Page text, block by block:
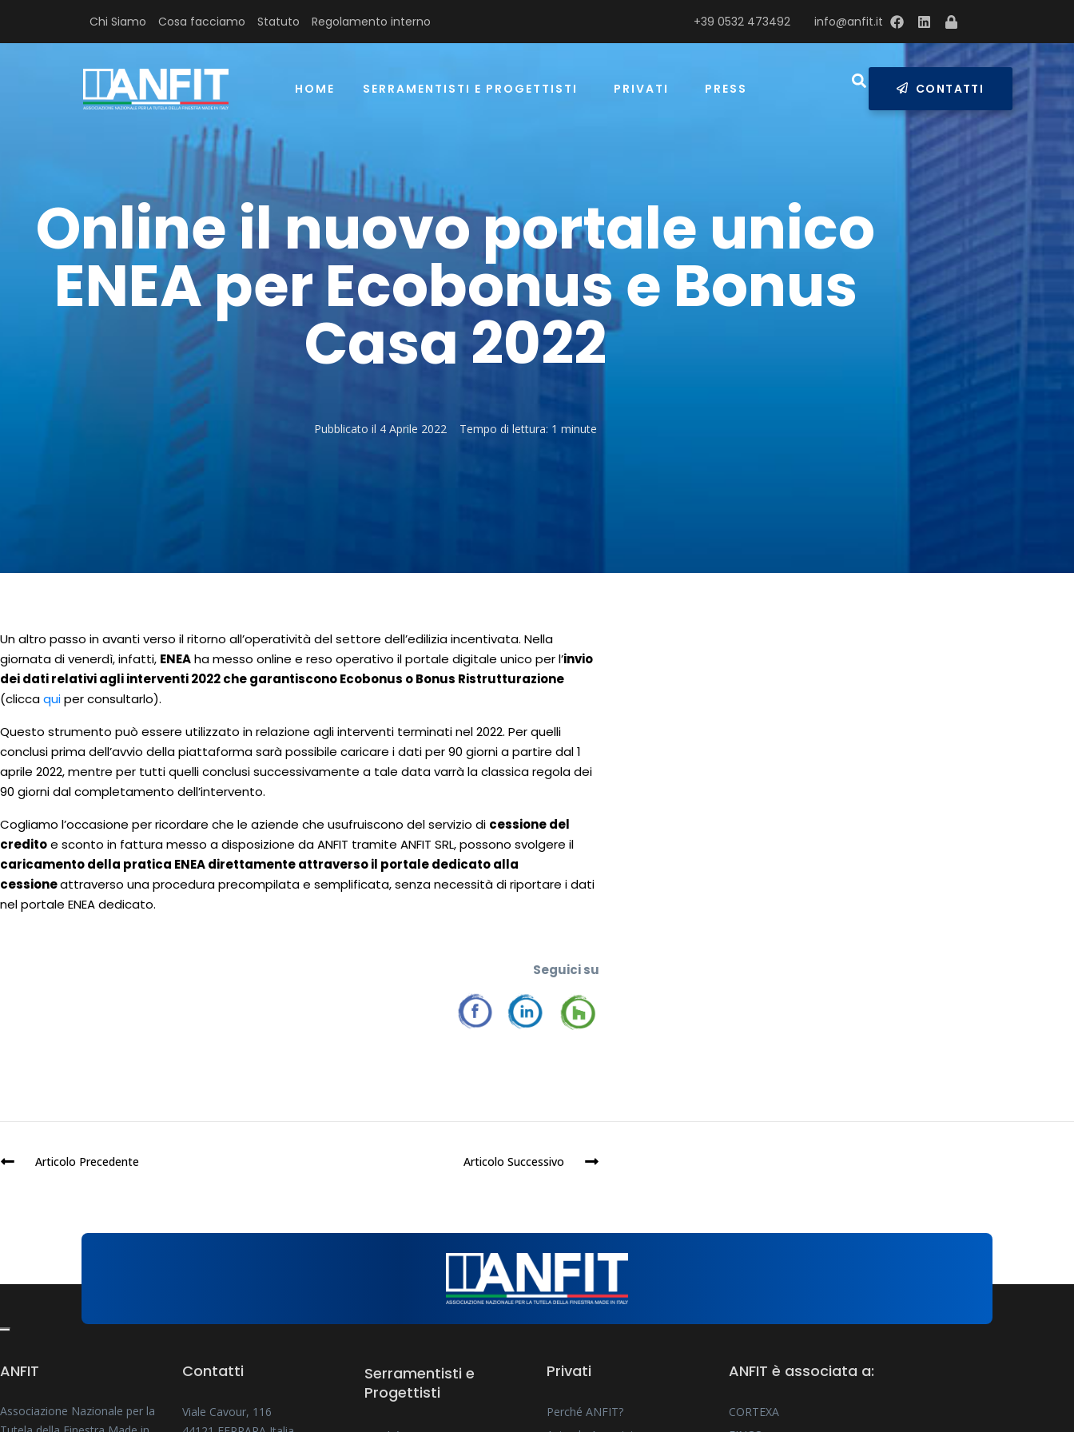
Chi Siamo Cosa facciamo Statuto Regolamento interno info@anfit.it
+39 0532 473492
HOME SERRAMENTISTI E PROGETTISTI PRIVATI PRESS CONTATTI
Online il nuovo portale unico
ENEA per Ecobonus e Bonus
Casa 2022
Pubblicato il 4 Aprile 2022 Tempo di lettura: 1 minute
Un altro passo in avanti verso il ritorno all’operatività del settore dell’edilizia incentivata. Nella
giornata di venerdì, infatti, ENEAha messo online e reso operativo il portale digitale unico per l’invio
dei dati relativi agli interventi 2022 che garantiscono Ecobonus o Bonus Ristrutturazione
(cliccaquiper consultarlo).
Questo strumento può essere utilizzato in relazione agli interventi terminati nel 2022. Per quelli
conclusi prima dell’avvio della piattaforma sarà possibile caricare i dati per 90 giorni a partire dal 1
aprile 2022, mentre per tutti quelli conclusi successivamente a tale data varrà la classica regola dei
90 giorni dal completamento dell’intervento.
Cogliamo l’occasione per ricordare che le aziende che usufruiscono del servizio di cessione del
creditoe sconto in fattura messo a disposizione da ANFIT tramite ANFIT SRL, possono svolgere il
caricamento della pratica ENEA direttamente attraverso il portale dedicato alla
cessioneattraverso una procedura precompilata e semplificata, senza necessità di riportare i dati
nel portale ENEA dedicato.
Seguici su
Articolo Precedente Articolo Successivo
ANFIT
Associazione Nazionale per la
Contatti
Viale Cavour, 116
Serramentisti e
Progettisti
Privati
Perché ANFIT?
ANFIT è associata a:
CORTEXA